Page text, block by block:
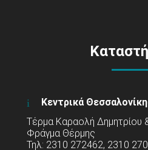
Κεντρικά
Τέρμα Καραολή Δημητρίου
Φράγμα Θέρμης
Τηλ: 2310 272462, 2310